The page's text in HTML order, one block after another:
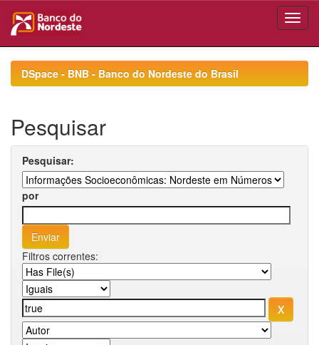
navigationDSpace - BNB - Banco do Nordeste do Brasil
Pesquisar
Pesquisar:
por
Filtros correntes: